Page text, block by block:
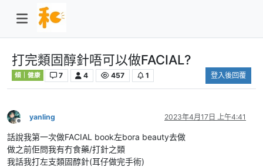
打完類固醇針唔可以做FACIAL?
傾｜健康 7 4 457 1 登入後回覆
離線
yanling 2023年4月17日 上午4:41
話說我第一次做FACIAL book左bora beauty去做
做之前佢問我有冇食藥/打針之類
我話我打左支類固醇針(耳仔做完手術)